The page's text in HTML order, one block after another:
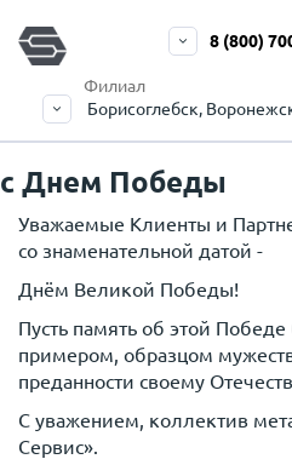
Филиал
Борисоглебск,
8 (800)
с Днем Победы
Уважаемые Клиенты и
со знаменательной датой -
Днём Великой Победы!
Пусть память об этой
примером, образцом
преданности своему
С уважением, коллектив
Сервис».